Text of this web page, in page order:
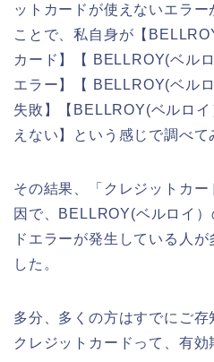
ットカードが使えないエラー
ことで、私自身が【
カード】【 BELLROY(ベル
エラー】【 BELLROY(ベル
失敗】【BELLROY(ベルロ
えない】という感じで調べて
その結果、「クレジットカ
因で、BELLROY(ベルロイ
ドエラーが発生している人
した。
多分、多くの方はすでにご
クレジットカードって、有